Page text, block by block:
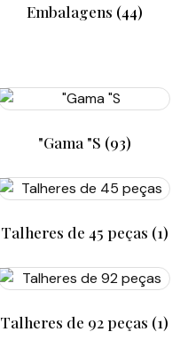
Embalagens (44)
"Gama "S (93)
Talheres de 45 peças (1)
Talheres de 92 peças (1)